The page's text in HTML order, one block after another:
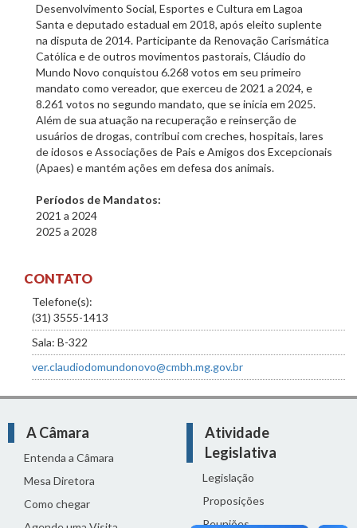
Desenvolvimento Social, Esportes e Cultura em Lagoa
Santa e deputado estadual em 2018, após eleito suplente
na disputa de 2014. Participante da Renovação Carismática
Católica e de outros movimentos pastorais, Cláudio do
Mundo Novo conquistou 6.268 votos em seu primeiro
mandato como vereador, que exerceu de 2021 a 2024, e
8.261 votos no segundo mandato, que se inicia em 2025.
Além de sua atuação na recuperação e reinserção de
usuários de drogas, contribui com creches, hospitais, lares
de idosos e Associações de Pais e Amigos dos Excepcionais
(Apaes) e mantém ações em defesa dos animais.
Períodos de Mandatos:
2021 a 2024
2025 a 2028
CONTATO
Telefone(s):
(31) 3555-1413
Sala: B-322
ver.claudiodomundonovo@cmbh.mg.gov.br
A Câmara
Entenda a Câmara
Mesa Diretora
Como chegar
Atividade
Legislativa
Legislação
Proposições
Reuniões